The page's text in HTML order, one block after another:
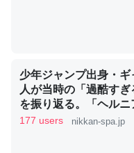
論文では「淡水はカル
利だから両方が拮抗し
いる鋏角類（カブトガ
ずキチンを強化してる
少年ジャンプ出身・
人が当時の「過酷すぎ
を振り返る。「ヘルニ
も原稿は落とさない」
177 users nikkan-spa.jp